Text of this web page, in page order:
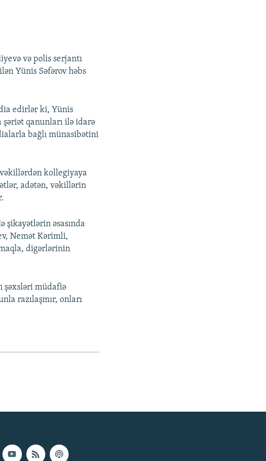
və polis serjantı
Yünis Səfərov həbs
edirlər ki, Yünis
şəriət qanunları ilə idarə
bağlı münasibətini
kollegiyaya
adətən, vəkillərin
şikayətlərin əsasında
Nemət Kərimli,
digərlərinin
şəxsləri müdafiə
razılaşmır, onları